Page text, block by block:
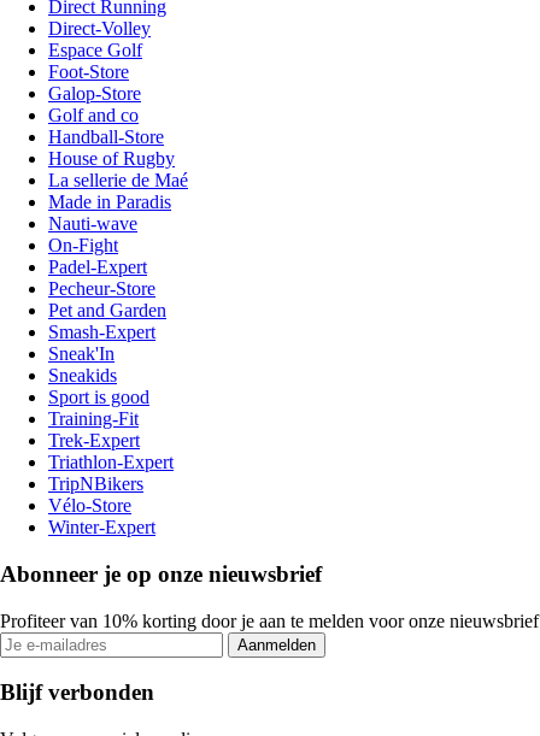
Direct Running
Direct-Volley
Espace Golf
Foot-Store
Galop-Store
Golf and co
Handball-Store
House of Rugby
La sellerie de Maé
Made in Paradis
Nauti-wave
On-Fight
Padel-Expert
Pecheur-Store
Pet and Garden
Smash-Expert
Sneak'In
Sneakids
Sport is good
Training-Fit
Trek-Expert
Triathlon-Expert
TripNBikers
Vélo-Store
Winter-Expert
Abonneer je op onze nieuwsbrief
Profiteer van 10% korting door je aan te melden voor onze nieuwsbrief
Aanmelden
Blijf verbonden